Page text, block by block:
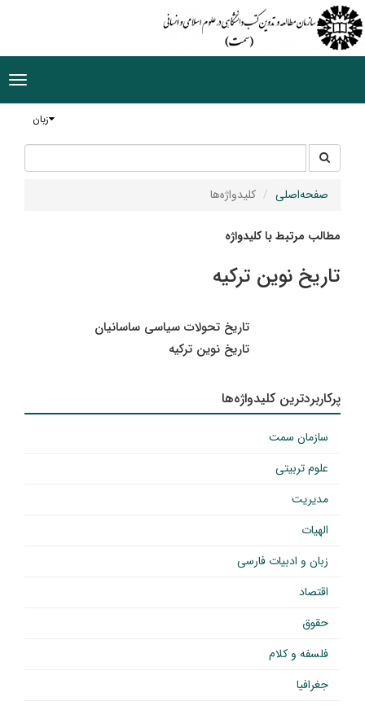
زبان
جستجو
در
سایت
صفحه‌اصلی کلیدواژه‌ها
مطالب مرتبط با کلیدواژه
تاریخ نوین ترکیه
تاریخ تحولات سیاسی ساسانیان
تاریخ نوین ترکیه
پرکاربردترین کلیدواژه‌ها
سازمان سمت
علوم تربیتی
مدیریت
الهیات
زبان و ادبیات فارسی
اقتصاد
حقوق
فلسفه و کلام
جغرافیا